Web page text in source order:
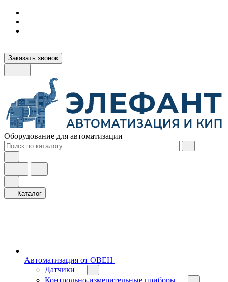
Заказать звонок
Оборудование для автоматизации
Каталог
Автоматизация от ОВЕН
Датчики
Контрольно-измерительные приборы